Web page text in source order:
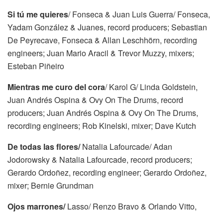
Si tú me quieres/ Fonseca & Juan Luis Guerra/ Fonseca,
Yadam González & Juanes, record producers; Sebastian
De Peyrecave, Fonseca & Allan Leschhörn, recording
engineers; Juan Mario Aracil & Trevor Muzzy, mixers;
Esteban Piñeiro
Mientras me curo del cora/ Karol G/ Linda Goldstein,
Juan Andrés Ospina & Ovy On The Drums, record
producers; Juan Andrés Ospina & Ovy On The Drums,
recording engineers; Rob Kinelski, mixer; Dave Kutch
De todas las flores/Natalia Lafourcade/ Adan
Jodorowsky & Natalia Lafourcade, record producers;
Gerardo Ordoñez, recording engineer; Gerardo Ordoñez,
mixer; Bernie Grundman
Ojos marrones/Lasso/ Renzo Bravo & Orlando Vitto,